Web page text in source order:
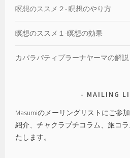
瞑想のススメ２- 瞑想のやり方
瞑想のススメ１-瞑想の効果
カパラパティプラーナヤーマの解説
MAILING
Masumiのメーリングリストにご参
紹介、チャクラプチコラム、旅コ
たします。